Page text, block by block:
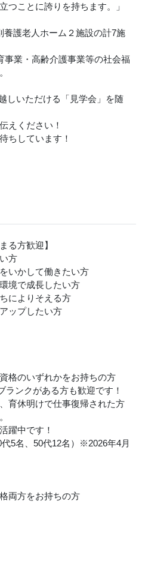
ことに誇りを持ちます。」
護老人ホーム２施設の計7施
業・高齢介護事業等の社会福
しいただける「見学会」を随
えください！
ちしています！
る方歓迎】
方
いかして働きたい方
境で成長したい方
によりそえる方
ップしたい方
格のいずれかをお持ちの方
ランクがある方も歓迎です！
育休明けで仕事復帰された方
躍中です！
5名、50代12名）※2026年4月
両方をお持ちの方